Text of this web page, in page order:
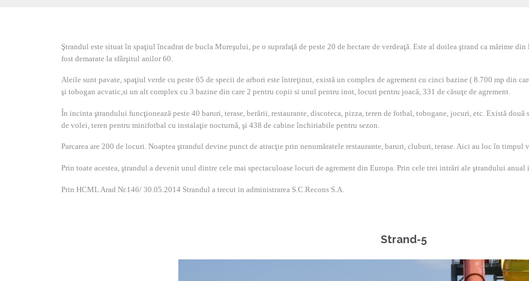
Ştrandul este situat în spaţiul încadrat de bucla Mureşului, pe o suprafaţă de peste 20 de hectare de verdeaţă. Este al doilea ştrand ca mărime
fost demarate la sfârşitul anilor 60.
Aleile sunt pavate, spaţiul verde cu peste 65 de specii de arbori este întreţinut, există un complex de agrement cu cinci bazine ( 8.700 mp din
şi tobogan acvatic,si un alt complex cu 3 bazine din care 2 pentru copii si unul pentru inot, locuri pentru joacă, 331 de căsuţe de agrement.
În incinta ştrandului funcţionează peste 40 baruri, terase, berării, restaurante, discoteca, pizza, teren de fotbal, tobogane, jocuri, etc. Există
de volei, teren pentru minifotbal cu instalaţie nocturnă, şi 438 de cabine închiriabile pentru sezon.
Parcarea are 200 de locuri. Noaptea ştrandul devine punct de atracţie prin nenumăratele restaurante, baruri, cluburi, terase. Aici au loc în
Prin toate acestea, ştrandul a devenit unul dintre cele mai spectaculoase locuri de agrement din Europa. Prin cele trei intrări ale ştrandului
Prin HCML Arad Nr.146/ 30.05.2014 Strandul a trecut in administrarea S.C.Recons S.A.
Strand-5